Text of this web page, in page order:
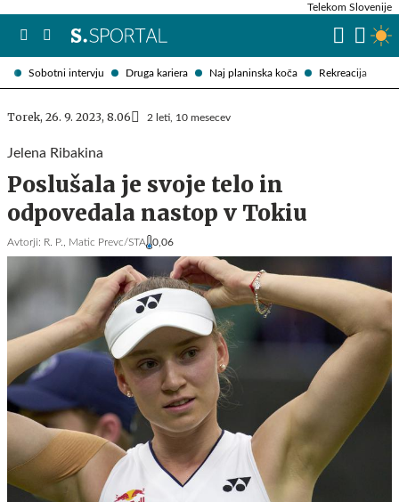
Sobotni intervju Druga kariera Naj planinska koča Rekreacija
Telekom Slovenije
Torek, 26. 9. 2023, 8.06 2 leti, 10 mesecev
Jelena Ribakina
Poslušala je svoje telo in
odpovedala nastop v Tokiu
Avtorji: R. P., Matic Prevc/STA 0,06